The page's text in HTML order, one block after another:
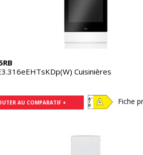
Cuisinières
AU COMPARATIF + Fiche